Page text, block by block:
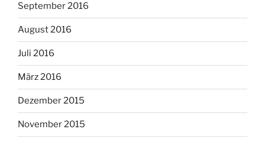
September 2016
August 2016
Juli 2016
März 2016
Dezember 2015
November 2015